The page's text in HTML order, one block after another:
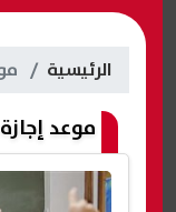
الرئيسية
موعد